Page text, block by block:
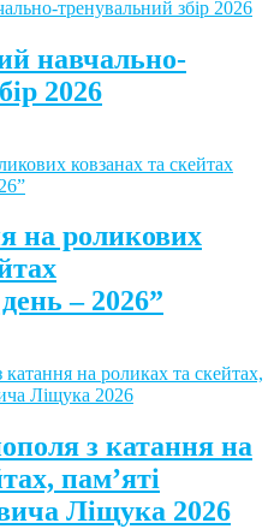
навчально-
2026
на роликових
– 2026”
з катання на
пам’яті
Ліщука 2026